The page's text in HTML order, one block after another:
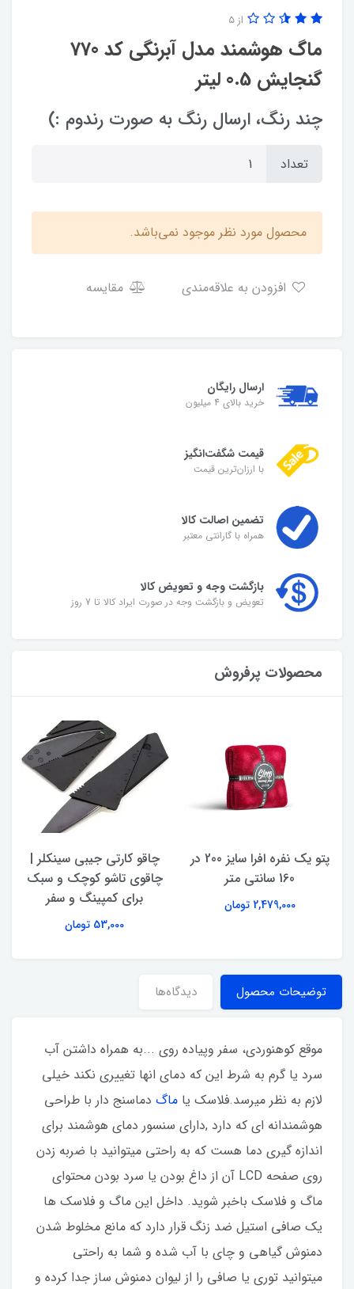
ماگ هوشمند مدل آبرنگی کد 770
گنجایش 0.5 لیتر
از 5
چند رنگ، ارسال رنگ به صورت رندوم :)
تعداد
محصول مورد نظر موجود نمی‌باشد.
مقایسه
ارسال رایگان
خرید بالای 4 میلیون
قیمت شگفت‌انگیز
با ارزان‌ترین قیمت
تضمین اصالت کالا
همراه با گارانتی معتبر
بازگشت وجه و تعویض کالا
تعویض و بازگشت وجه در صورت ایراد کالا تا 7 روز
محصولات پرفروش
پتو یک نفره افرا سایز 200 در
160 سانتی متر
2,479,000 تومان
چاقو کارتی جیبی سینکلر |
چاقوی تاشو کوچک و سبک
برای کمپینگ و سفر
53,000 تومان
توضیحات محصول دیدگاه‌ها
موقع کوهنوردی، سفر وپیاده روی ...به همراه داشتن آب
سرد یا گرم به شرط این که دمای انها تغییری نکند خیلی
لازم به نظر میرسد.فلاسک یا ماگ دماسنج دار با طراحی
هوشمندانه ای که دارد ,دارای سنسور دمای هوشمند برای
اندازه گیری دما هست که به راحتی میتوانید با ضربه زدن
روی صفحه LCD آن از داغ بودن یا سرد بودن محتوای
ماگ و فلاسک باخبر شوید. داخل این ماگ و فلاسک ها
یک صافی استیل ضد زنگ قرار دارد که مانع مخلوط شدن
دمنوش گیاهی و چای با آب شده و شما به راحتی
میتوانید توری یا صافی را از لیوان دمنوش ساز جدا کرده و